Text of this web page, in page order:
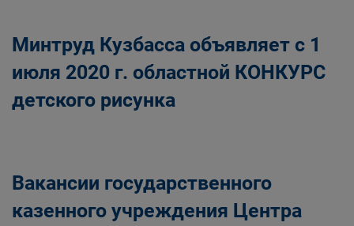
Минтруд Кузбасса объявляет с 1
июля 2020 г. областной КОНКУРС
детского рисунка
Вакансии государственного
казенного учреждения Центра